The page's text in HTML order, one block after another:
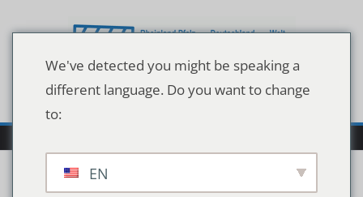
Inhalt
We've detected you might be speaking a
different language. Do you want to change
to:
EN